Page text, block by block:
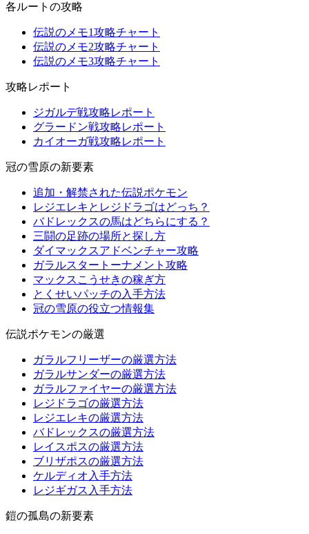
各ルートの攻略
伝説のメモ1攻略チャート
伝説のメモ2攻略チャート
伝説のメモ3攻略チャート
攻略レポート
ジガルデ戦攻略レポート
グラードン戦攻略レポート
カイオーガ戦攻略レポート
冠の雪原の新要素
追加・解禁された伝説ポケモン
レジエレキとレジドラゴはどっち？
バドレックスの馬はどちらにする？
三闘の足跡の場所と探し方
ダイマックスアドベンチャー攻略
ガラルスタートーナメント攻略
マックスこうせきの稼ぎ方
とくせいパッチの入手方法
冠の雪原の役立つ情報集
伝説ポケモンの厳選
ガラルフリーザーの厳選方法
ガラルサンダーの厳選方法
ガラルファイヤーの厳選方法
レジドラゴの厳選方法
レジエレキの厳選方法
バドレックスの厳選方法
レイスポスの厳選方法
ブリザポスの厳選方法
ケルディオ入手方法
レジギガス入手方法
鎧の孤島の新要素